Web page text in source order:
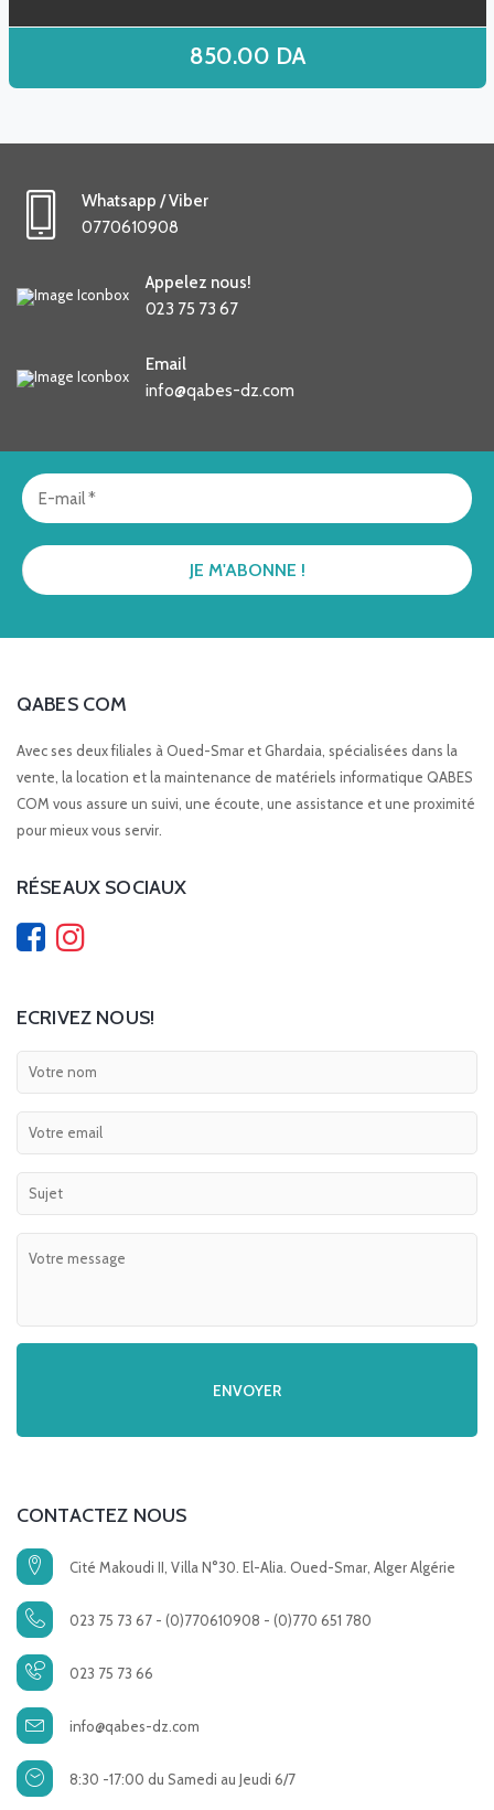
850.00 DA
Whatsapp / Viber
0770610908
Appelez nous!
023 75 73 67
Email
info@qabes-dz.com
QABES COM
Avec ses deux filiales à Oued-Smar et Ghardaia, spécialisées dans la
vente, la location et la maintenance de matériels informatique QABES
COM vous assure un suivi, une écoute, une assistance et une proximité
pour mieux vous servir.
RÉSEAUX SOCIAUX
ECRIVEZ NOUS!
CONTACTEZ NOUS
Cité Makoudi II, Villa N°30. El-Alia. Oued-Smar, Alger Algérie
023 75 73 67 - (0)770610908 - (0)770 651 780
023 75 73 66
info@qabes-dz.com
8:30 -17:00 du Samedi au Jeudi 6/7